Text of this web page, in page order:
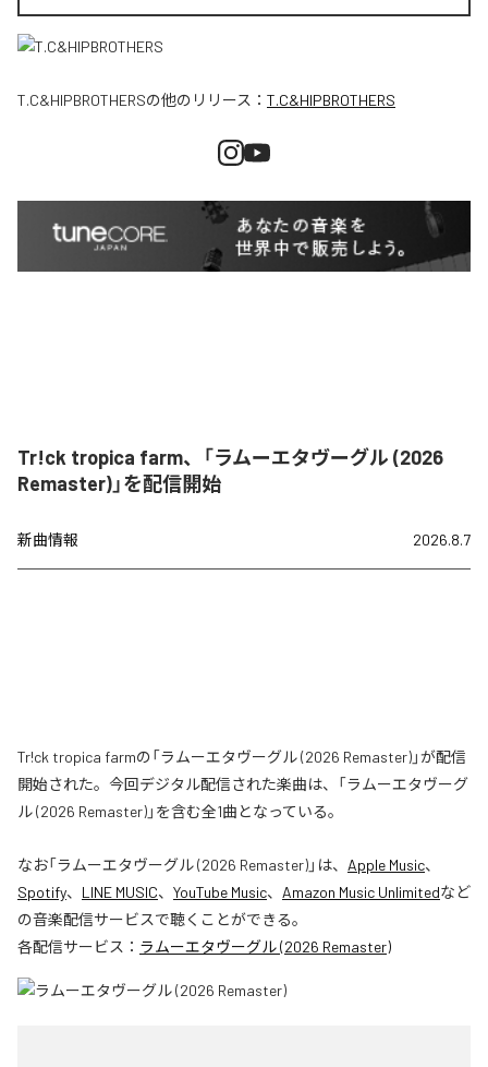
T.C&HIPBROTHERSの他のリリース： T.C&HIPBROTHERS
Tr!ck tropica farm、「ラムーエタヴーグル (2026
Remaster)」を配信開始
新曲情報 2026.8.7
Tr!ck tropica farmの「ラムーエタヴーグル (2026 Remaster)」が配信
開始された。今回デジタル配信された楽曲は、「ラムーエタヴーグ
ル (2026 Remaster)」を含む全1曲となっている。
なお「ラムーエタヴーグル (2026 Remaster)」は、 Apple Music、
Spotify、 LINE MUSIC、 YouTube Music、 Amazon Music Unlimitedなど
の音楽配信サービスで聴くことができる。
各配信サービス： ラムーエタヴーグル (2026 Remaster)